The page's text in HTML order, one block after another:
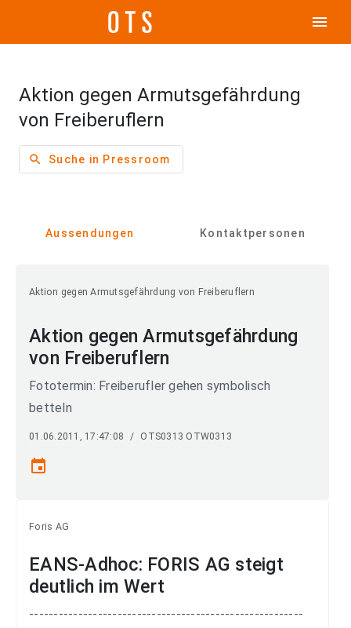
menu
Aktion gegen Armutsgefährdung
von Freiberuflern
search Suche in Pressroom
Aussendungen Kontaktpersonen
Aktion gegen Armutsgefährdung von Freiberuflern
Aktion gegen Armutsgefährdung
von Freiberuflern
Fototermin: Freiberufler gehen symbolisch
betteln
01.06.2011, 17:47:08 / OTS0313 OTW0313
event
Foris AG
EANS-Adhoc: FORIS AG steigt
deutlich im Wert
--------------------------------------------------------